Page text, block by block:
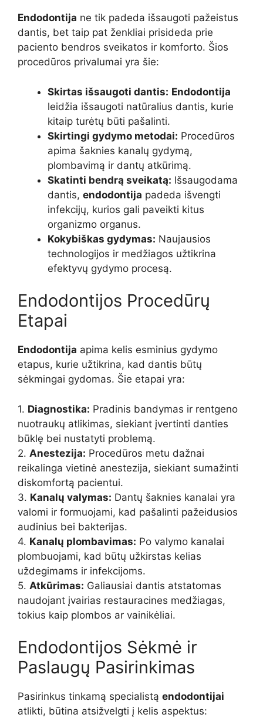
Endodontija ne tik padeda išsaugoti pažeistus
dantis, bet taip pat ženkliai prisideda prie
paciento bendros sveikatos ir komforto. Šios
procedūros privalumai yra šie:
Skirtas išsaugoti dantis: Endodontija
leidžia išsaugoti natūralius dantis, kurie
kitaip turėtų būti pašalinti.
Skirtingi gydymo metodai: Procedūros
apima šaknies kanalų gydymą,
plombavimą ir dantų atkūrimą.
Skatinti bendrą sveikatą: Išsaugodama
dantis, endodontija padeda išvengti
infekcijų, kurios gali paveikti kitus
organizmo organus.
Kokybiškas gydymas: Naujausios
technologijos ir medžiagos užtikrina
efektyvų gydymo procesą.
Endodontijos Procedūrų
Etapai
Endodontija apima kelis esminius gydymo
etapus, kurie užtikrina, kad dantis būtų
sėkmingai gydomas. Šie etapai yra:
1. Diagnostika: Pradinis bandymas ir rentgeno
nuotraukų atlikimas, siekiant įvertinti danties
būklę bei nustatyti problemą.
2. Anestezija: Procedūros metu dažnai
reikalinga vietinė anestezija, siekiant sumažinti
diskomfortą pacientui.
3. Kanalų valymas: Dantų šaknies kanalai yra
valomi ir formuojami, kad pašalinti pažeidusios
audinius bei bakterijas.
4. Kanalų plombavimas: Po valymo kanalai
plombuojami, kad būtų užkirstas kelias
uždegimams ir infekcijoms.
5. Atkūrimas: Galiausiai dantis atstatomas
naudojant įvairias restauracines medžiagas,
tokius kaip plombos ar vainikėliai.
Endodontijos Sėkmė ir
Paslaugų Pasirinkimas
Pasirinkus tinkamą specialistą endodontijai
atlikti, būtina atsižvelgti į kelis aspektus: